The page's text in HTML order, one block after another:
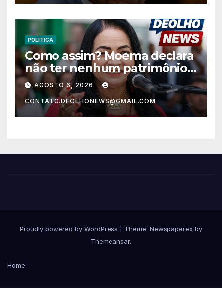
POLÍTICA
Como assim? Moema declara
não ter nenhum patrimônio
após 30 anos na vida pública?
AGOSTO 6, 2026
CONTATO.DEOLHONEWS@GMAIL.COM
Proudly powered by WordPress
Theme: Newspaperex by
Themeansar.
Home